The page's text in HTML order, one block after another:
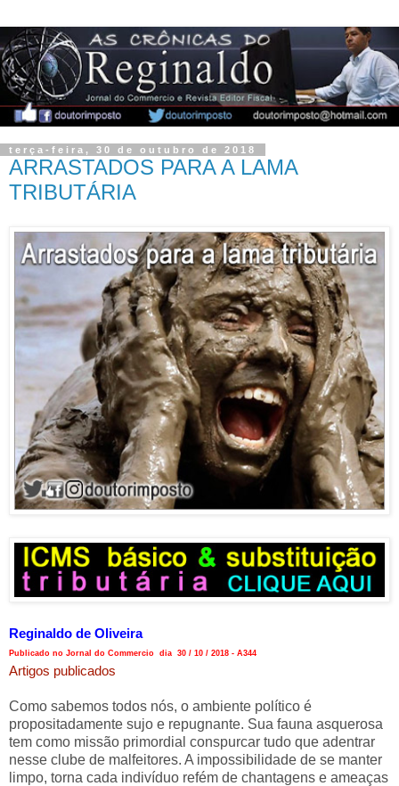
terça-feira, 30 de outubro de 2018
ARRASTADOS PARA A LAMA
TRIBUTÁRIA
Reginaldo de Oliveira
Publicado no Jornal do Commercio dia 30 / 10 / 2018 - A344
Artigos publicados
Como sabemos todos nós, o ambiente político é
propositadamente sujo e repugnante. Sua fauna asquerosa
tem como missão primordial conspurcar tudo que adentrar
nesse clube de malfeitores. A impossibilidade de se manter
limpo, torna cada indivíduo refém de chantagens e ameaças